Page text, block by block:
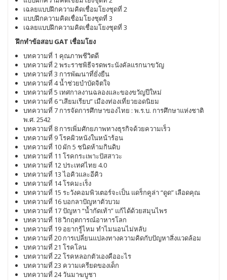
เฉลยแบบฝึกความคิดเชื่อมโยงชุดที่ 2
แบบฝึกความคิดเชื่อมโยงชุดที่ 3
เฉลยแบบฝึกความคิดเชื่อมโยงชุดที่ 3
ฝึกทำข้อสอบ GAT เชื่อมโยง
บทความที่ 1 คุณภาพชีวิตดี
บทความที่ 2 พระราชพิธีจรดพระนังคัลแรกนาขวัญ
บทความที่ 3 การพัฒนาที่ยั่งยืน
บทความที่ 4 น้ำช่วยบำบัดจิตใจ
บทความที่ 5 เทศกาลงานฉลองและของขวัญปีใหม่
บทความที่ 6 “เสียมเรียบ” เมืองท่องเที่ยวยอดนิยม
บทความที่ 7 การจัดการศึกษาของไทย : พ.ร.บ. การศึกษาแห่งชาติ
พ.ศ. 2542
บทความที่ 8 การเพิ่มศักยภาพทางธุรกิจด้วยความเร็ว
บทความที่ 9 โรคผิวหนังในหน้าร้อน
บทความที่ 10 ผัก 5 ชนิดห้ามกินดิบ
บทความที่ 11 โรคกระเพาะปัสสาวะ
บทความที่ 12 ประเทศไทย 4.0
บทความที่ 13 ไอคิวและอีคิว
บทความที่ 14 โรคมะเร็ง
บทความที่ 15 ระวังคอมพิวเตอร์จะเป็น แดร็กคูล่า “ดูด” เลือดคุณ
บทความที่ 16 บอกลาปัญหาตัวบวม
บทความที่ 17 ปัญหา “น้ำกัดเท้า” แก้ได้ด้วยสมุนไพร
บทความที่ 18 วิกฤตการณ์อาหารโลก
บทความที่ 19 อยากรู้ไหม ทำไมนอนไม่หลับ
บทความที่ 20 การเปลี่ยนแปลงทางความคิดกับปัญหาสิ่งแวดล้อม
บทความที่ 21 โรคโลน
บทความที่ 22 โรคหลอกตัวเองคืออะไร
บทความที่ 23 ความเครียดของเด็ก
บทความที่ 24 วันมาฆบูชา